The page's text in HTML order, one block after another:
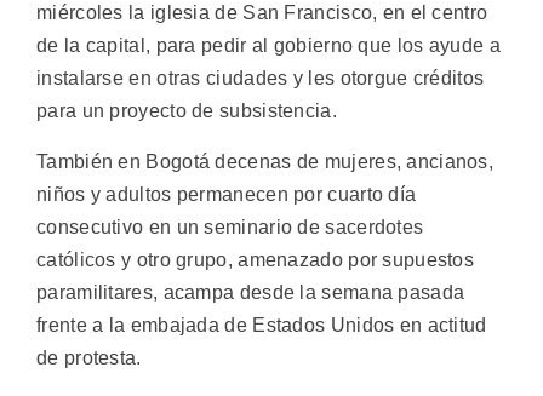
miércoles la iglesia de San Francisco, en el centro
de la capital, para pedir al gobierno que los ayude a
instalarse en otras ciudades y les otorgue créditos
para un proyecto de subsistencia.
También en Bogotá decenas de mujeres, ancianos,
niños y adultos permanecen por cuarto día
consecutivo en un seminario de sacerdotes
católicos y otro grupo, amenazado por supuestos
paramilitares, acampa desde la semana pasada
frente a la embajada de Estados Unidos en actitud
de protesta.